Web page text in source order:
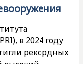
в 2024 году
рекордных